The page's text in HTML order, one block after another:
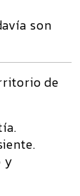
son
de
.
y